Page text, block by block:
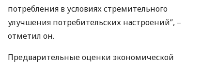
потребления в условиях стремительного
улучшения потребительских настроений”, –
отметил он.
Предварительные оценки экономической